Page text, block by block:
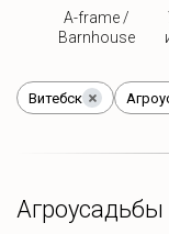
A-frame /
Barnhouse
Витебск
Агроусадьбы